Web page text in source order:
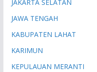
JAKARTA SELATAN
JAWA TENGAH
KABUPATEN LAHAT
KARIMUN
KEPULAUAN MERANTI